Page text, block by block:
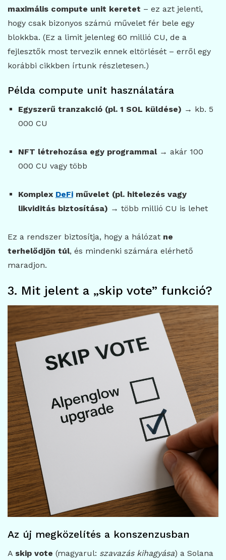
maximális compute unit keretet – ez azt jelenti,
hogy csak bizonyos számú művelet fér bele egy
blokkba. (Ez a limit jelenleg 60 millió CU, de a
fejlesztők most tervezik ennek eltörlését – erről egy
korábbi cikkben írtunk részletesen.)
Példa compute unit használatára
Egyszerű tranzakció (pl. 1 SOL küldése) → kb. 5
000 CU
NFT létrehozása egy programmal→ akár 100
000 CU vagy több
Komplex DeFiművelet (pl. hitelezés vagy
likviditás biztosítása) → több millió CU is lehet
Ez a rendszer biztosítja, hogy a hálózat ne
terhelődjön túl, és mindenki számára elérhető
maradjon.
3. Mit jelent a „skip vote” funkció?
Az új megközelítés a konszenzusban
A skip vote (magyarul: szavazás kihagyása) a Solana